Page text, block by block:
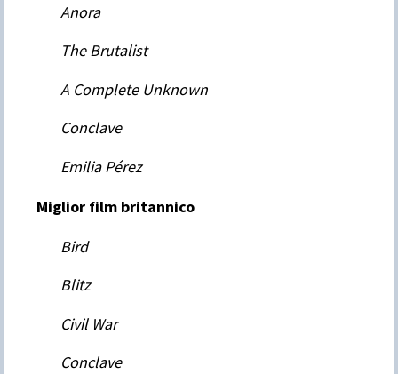
Anora
The Brutalist
A Complete Unknown
Conclave
Emilia Pérez
Miglior film britannico
Bird
Blitz
Civil War
Conclave